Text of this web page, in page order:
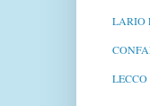
LARIO